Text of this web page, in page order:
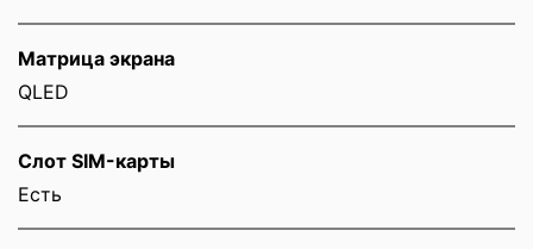
Матрица экрана
QLED
Слот SIM-карты
Eсть